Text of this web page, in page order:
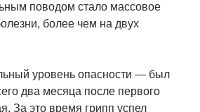
поводом стало массовое
более чем на двух
уровень опасности — был
два месяца после первого
За это время грипп успел